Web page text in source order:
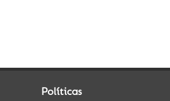
Políticas